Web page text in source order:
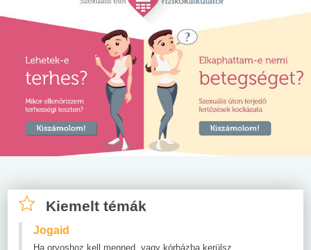
Kiemelt témák
Jogaid
Ha orvoshoz kell menned, vagy kórházba kerülsz